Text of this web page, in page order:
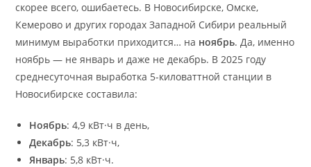
скорее всего, ошибаетесь. В Новосибирске, Омске,
Кемерово и других городах Западной Сибири реальный
минимум выработки приходится… на ноябрь. Да, именно
ноябрь — не январь и даже не декабрь. В 2025 году
среднесуточная выработка 5-киловаттной станции в
Новосибирске составила:
Ноябрь: 4,9 кВт·ч в день,
Декабрь: 5,3 кВт·ч,
Январь: 5,8 кВт·ч.